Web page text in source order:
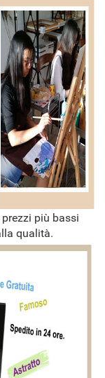
più bassi
qualità.